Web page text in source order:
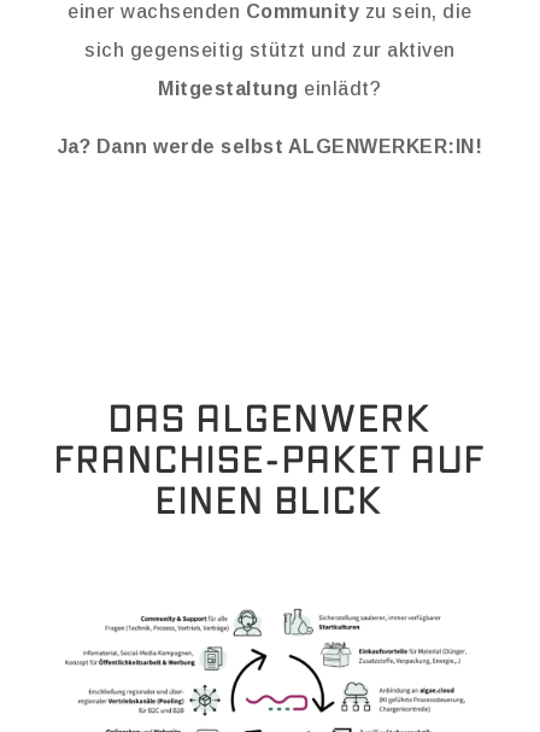
einer wachsenden Community zu sein, die
sich gegenseitig stützt und zur aktiven
Mitgestaltung einlädt?
Ja? Dann werde selbst ALGENWERKER:IN!
DAS ALGENWERK
FRANCHISE-PAKET AUF
EINEN BLICK